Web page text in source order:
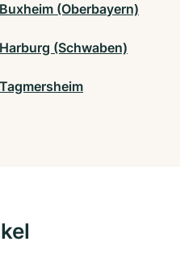
Buxheim (Oberbayern)
Harburg (Schwaben)
Tagmersheim